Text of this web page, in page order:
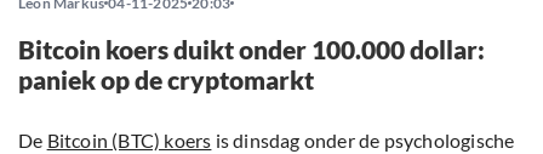
Bitcoin koers duikt onder 100.000 dollar:
paniek op de cryptomarkt
De Bitcoin (BTC) koers is dinsdag onder de psychologische